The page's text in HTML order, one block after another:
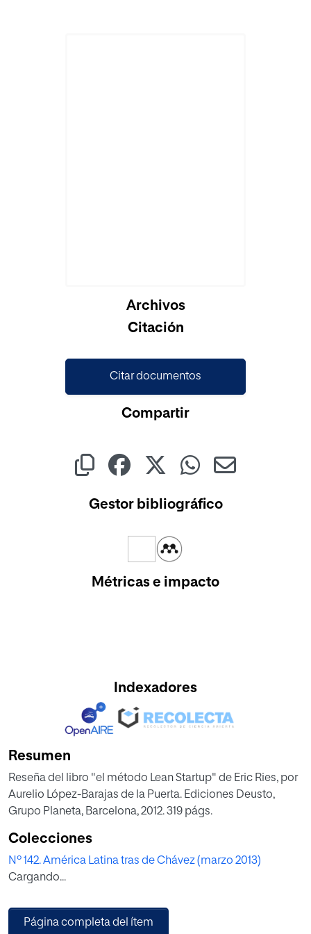
Archivos
Citación
Citar documentos
Compartir
Gestor bibliográfico
Métricas e impacto
Indexadores
Resumen
Reseña del libro "el método Lean Startup" de Eric Ries, por
Aurelio López-Barajas de la Puerta. Ediciones Deusto,
Grupo Planeta, Barcelona, 2012. 319 págs.
Colecciones
Nº 142. América Latina tras de Chávez (marzo 2013)
Cargando...
Página completa del ítem